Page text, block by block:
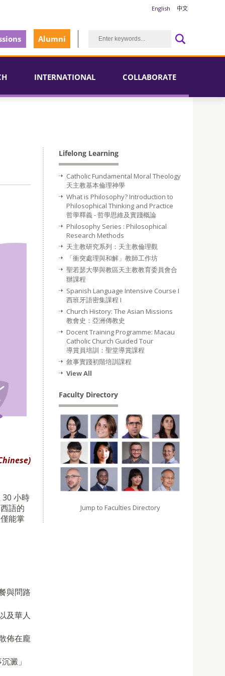
English 中文
Alumni
INTERNATIONAL COLLABORATE
30 小時
語的
能掌
與問路
及華人
佈在龐
澱」
Lifelong Learning
Catholic Fundamental Moral Theology
天主教基本倫理神學
What is Philosophy? Introduction to
Philosophical Thinking and Practice
哲學釋義 - 哲學思維及實踐概論
Philosophy Series : Philosophical
Research Methods
天主教研究系列：天主教倫理觀
「衝突處理與和解」教師工作坊
聖若瑟大學與教區天主教教育委員會合
辦課程
Spanish Language Intensive Course I
西班牙語密集課程 I
Church History: The Asian Missions
教會史：亞洲傳教史
Docent Training Programme: Macau
Catholic Church Guided Tour
導賞員培訓：聖堂導賞課程
敘事實踐初階培訓課程
View All
Faculty Directory
Jump to Faculties Directory